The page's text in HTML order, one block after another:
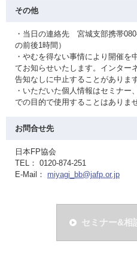
その他
・当日の連絡先 宮城支部携帯
の前後1時間）
・やむを得ない事情により開催を
てお知らせいたします。インター
告知なしに中止することがあります
・いただいた個人情報はセミナ
での目的で使用することはありませ
お問合せ先
日本FP協会
TEL： 0120-874-251
E-Mail： miyagi_bb@jafp.or.jp
セミナー&相